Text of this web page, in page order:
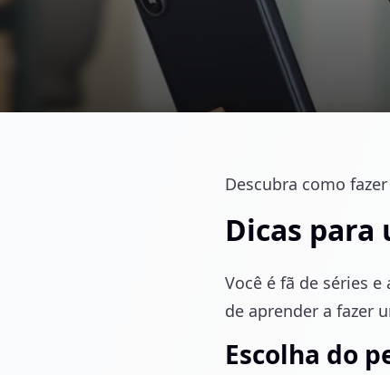
Descubra como
Dicas para
Você é fã de séries
de aprender a fazer
Escolha do